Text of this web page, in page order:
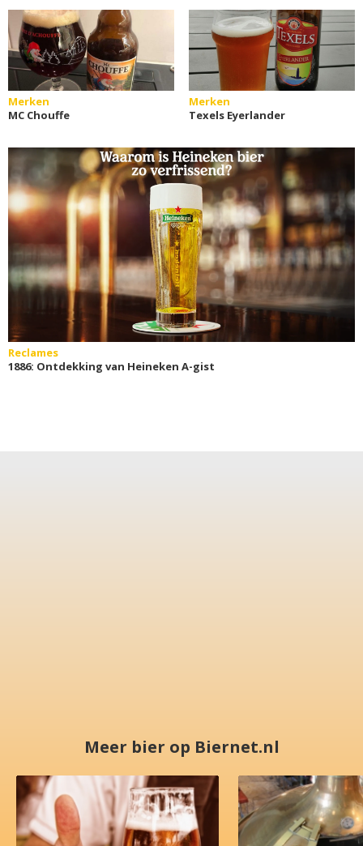
Merken
MC Chouffe
Merken
Texels Eyerlander
Reclames
1886: Ontdekking van Heineken A-gist
Meer bier op Biernet.nl